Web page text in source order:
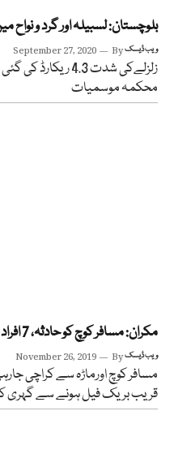
بلوچستان: لسبیلہ اور گرد و نواح
September 27, 2020 Byویب ڈیسک
محکمہ موسمیات
مکران: مسافر کوچ کو حادثہ، 7 افراد جاں بحق
November 26, 2019 Byویب ڈیسک
مسافر کوچ اورماڑہ سے کراچی
قریب بریک فیل ہونے سے گہری